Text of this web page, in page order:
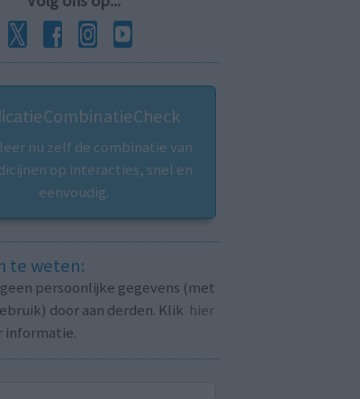
nu zelf de combinatie van
op interacties, snel en
eenvoudig.
te weten:
persoonlijke gegevens (met
door aan derden. Klik hier
informatie.